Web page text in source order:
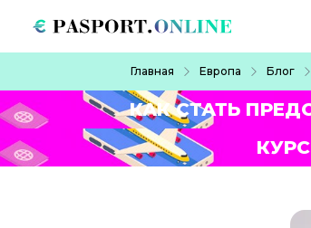
Главная Европа Блог
КАК СТАТЬ